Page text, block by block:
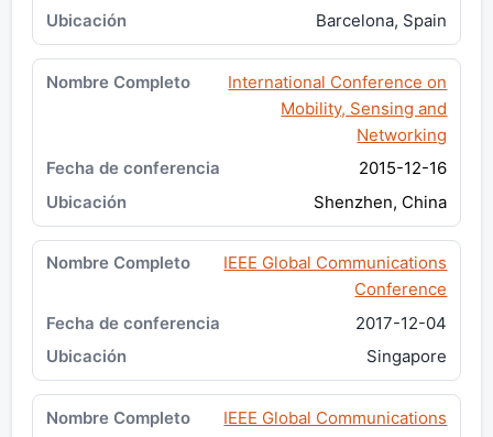
Barcelona, Spain
International Conference on
Mobility, Sensing and
Networking
2015-12-16
Shenzhen, China
IEEE Global Communications
Conference
2017-12-04
Singapore
IEEE Global Communications